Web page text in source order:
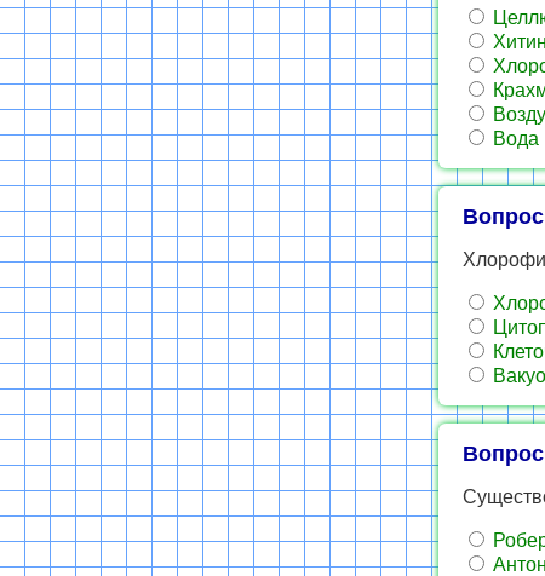
Хитин
Вода